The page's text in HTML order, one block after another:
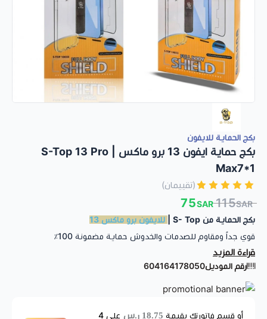
بكج الحماية للايفون
بكج حماية ايفون 13 برو ماكس | S-Top 13 Pro
Max7*1
(تقييمان)
115SAR
75SAR
بكج الحماية من S- Top |
للايفون برو ماكس 13
قوي جداً ومقاوم للصدمات والخدوش حماية مضمونة 100٪
المحتويات:
غطاء حراري خلفي
قراءة المزيد
رقم الموديل604164178050
أو قسم فاتورتك بقيمة 18.75 ر.س على 4